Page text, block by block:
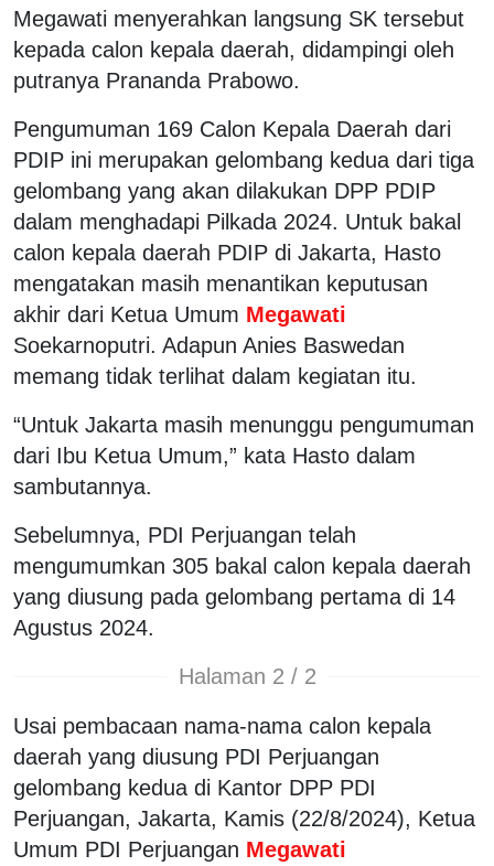
Megawati menyerahkan langsung SK tersebut
kepada calon kepala daerah, didampingi oleh
putranya Prananda Prabowo.
Pengumuman 169 Calon Kepala Daerah dari
PDIP ini merupakan gelombang kedua dari tiga
gelombang yang akan dilakukan DPP PDIP
dalam menghadapi Pilkada 2024. Untuk bakal
calon kepala daerah PDIP di Jakarta, Hasto
mengatakan masih menantikan keputusan
akhir dari Ketua Umum Megawati
Soekarnoputri. Adapun Anies Baswedan
memang tidak terlihat dalam kegiatan itu.
“Untuk Jakarta masih menunggu pengumuman
dari Ibu Ketua Umum,” kata Hasto dalam
sambutannya.
Sebelumnya, PDI Perjuangan telah
mengumumkan 305 bakal calon kepala daerah
yang diusung pada gelombang pertama di 14
Agustus 2024.
Halaman 2 / 2
Usai pembacaan nama-nama calon kepala
daerah yang diusung PDI Perjuangan
gelombang kedua di Kantor DPP PDI
Perjuangan, Jakarta, Kamis (22/8/2024), Ketua
Umum PDI Perjuangan Megawati